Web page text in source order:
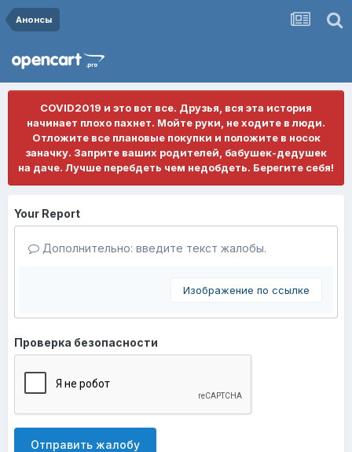
Анонсы
COVID2019 и это вот все. Друзья, вся эта история
начинает плохо пахнет. Мойте руки, не ходите в люди.
Отложите все плановые покупки и положите в носок
заначку. Заприте ваших родителей, бабушек-дедушек
на даче. Лучше перебдеть чем недобдеть. Берегите себя!
Your Report
Дополнительно: введите текст жалобы.
Изображение по ссылке
Проверка безопасности
Отправить жалобу